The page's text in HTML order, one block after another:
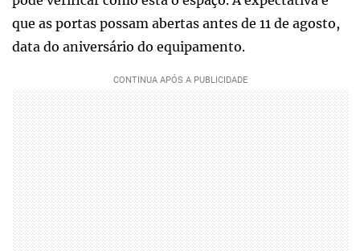
que as portas possam abertas antes de 11 de agosto,
data do aniversário do equipamento.